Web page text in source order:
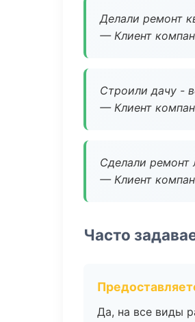
Делали ремонт
— Клиент
Строили дачу -
— Клиент
Сделали
— Клиент
Часто
Да, на все виды